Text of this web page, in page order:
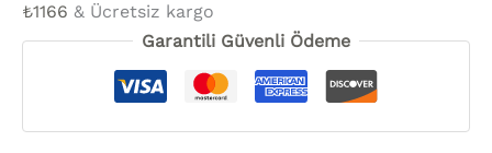
₺1166 & Ücretsiz kargo
Garantili Güvenli Ödeme